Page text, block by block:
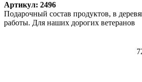
Артикул: 2496
Подарочный состав продуктов, в
работы. Для наших дорогих ветеранов